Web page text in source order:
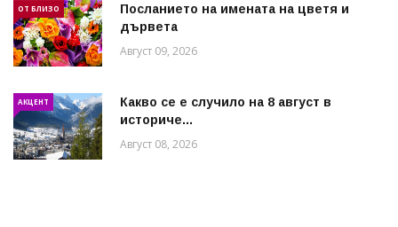
ОТ БЛИЗО
Посланието на имената на цветя и
дървета
Август 09, 2026
АКЦЕНТ
Какво се е случило на 8 август в
историче...
Август 08, 2026